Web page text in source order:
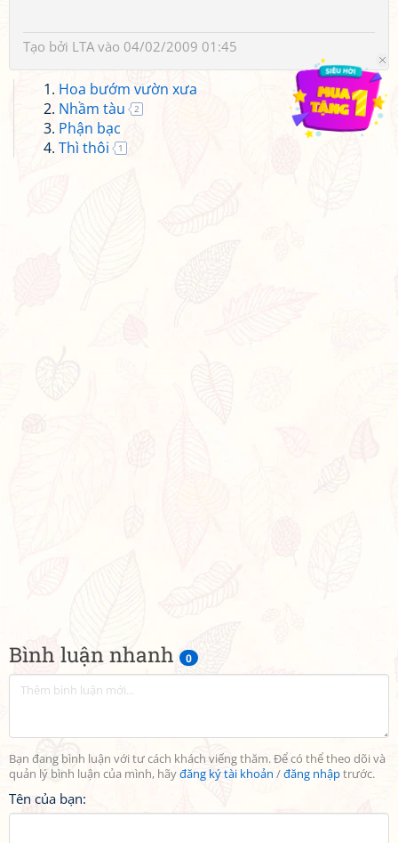
Bình luận nhanh 0
Bạn đang bình luận với tư cách khách viếng thăm. Để có thể theo dõi và
quản lý bình luận của mình, hãyđăng ký tài khoản /đăng nhậptrước.
Tên của bạn:
Tạo bởi LTA vào 04/02/2009 01:45
Hoa bướm vườn xưa
Nhầm tàu
2
Phận bạc
Thì thôi
1